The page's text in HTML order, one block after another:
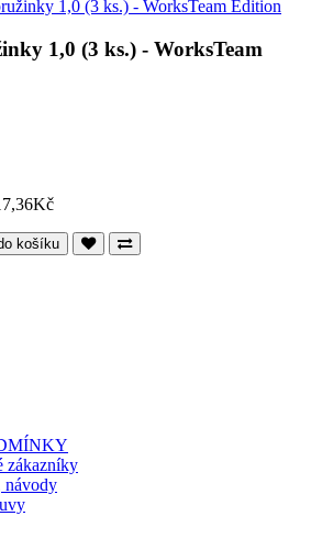
1,0 (3 ks.) - WorksTeam
košíku
zákazníky
návody